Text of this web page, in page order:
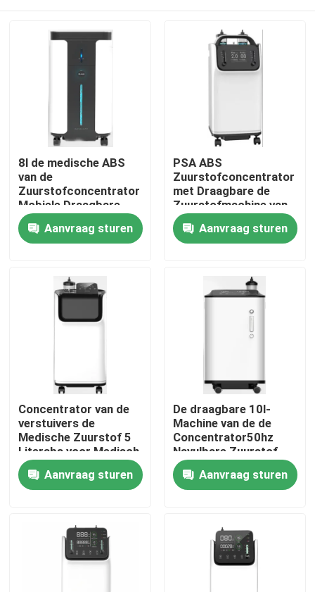
Huis
Producten
Fabrieksreis
Nieuws
Gevallen
De Concentrator van de huiszuurstof
8l de medische ABS
van de
Zuurstofconcentrator
Mobiele Draagbare
Machine van de
Zuurstofgenerator
Aanvraag sturen
PSA ABS
Zuurstofconcentrator
met Draagbare de
Zuurstofmachine van
de Verstuiversfunctie
5l om Te ademen
Aanvraag sturen
Concentrator van de
verstuivers de
Medische Zuurstof 5
Literabs voor Medisch
Gebruik
Aanvraag sturen
De draagbare 10l-
Machine van de de
Concentrator50hz
Navulbare Zuurstof
van de Dubbele
uitlaatzuurstof
Aanvraag sturen